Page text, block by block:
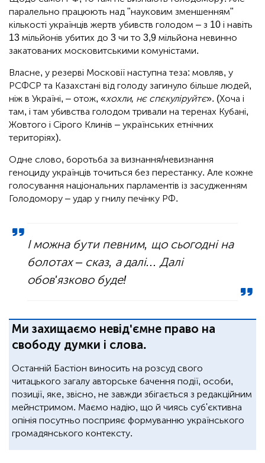
паралельно працюють над "науковим зменшенням"
кількості українців жертв убивств голодом – з 10 і навіть
13 мільйонів убитих до 3 чи то 3,9 мільйона невинно
закатованих московитськими комуністами.
Власне, у резерві Московії наступна теза: мовляв, у
РСФСР та Казахстані від голоду загинуло більше людей,
ніж в Україні, – отож, «хохли, нє спєкуліруйтє». (Хоча і
там, і там убивства голодом тривали на теренах Кубані,
Жовтого і Сірого Клинів – українських етнічних
територіях).
Одне слово, боротьба за визнання/невизнання
геноциду українців точиться без перестанку. Але кожне
голосування національних парламентів із засудженням
Голодомору – удар у гнилу печінку РФ.
І можна бути певним, що сьогодні на
болотах – сказ, а далі... Далі
обов'язково буде!
Ми захищаємо невід'ємне право на
свободу думки і слова.
Останній Бастіон виносить на розсуд свого
читацького загалу авторське бачення події, особи,
позиції, яке, звісно, не завжди збігається з редакційним
мейнстримом. Маємо надію, що й чиясь суб'єктивна
опінія посутньо посприяє формуванню українського
громадянського контексту.